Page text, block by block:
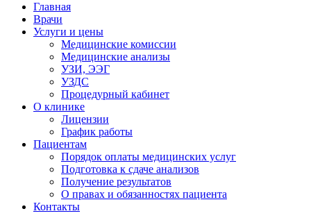
Главная
Врачи
Услуги и цены
Медицинские комиссии
Медицинские анализы
УЗИ, ЭЭГ
УЗДС
Процедурный кабинет
О клинике
Лицензии
График работы
Пациентам
Порядок оплаты медицинских услуг
Подготовка к сдаче анализов
Получение результатов
О правах и обязанностях пациента
Контакты